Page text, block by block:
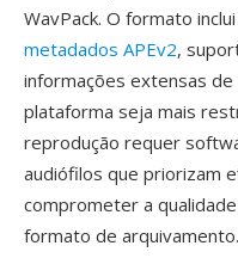
WavPack. O formato
metadados APEv2,
informações extensas
plataforma seja mais
reprodução requer
audiófilos que priorizam
comprometer a
formato de arquivamento.